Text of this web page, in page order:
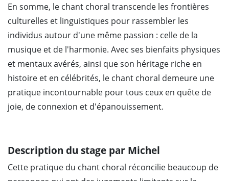
En somme, le chant choral transcende les frontières
culturelles et linguistiques pour rassembler les
individus autour d'une même passion : celle de la
musique et de l'harmonie. Avec ses bienfaits physiques
et mentaux avérés, ainsi que son héritage riche en
histoire et en célébrités, le chant choral demeure une
pratique incontournable pour tous ceux en quête de
joie, de connexion et d'épanouissement.
Description du stage par Michel
Cette pratique du chant choral réconcilie beaucoup de